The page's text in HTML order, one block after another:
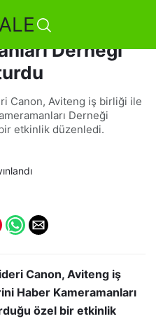
kameralarını
Derneği
Canon, Aviteng iş birliği ile
Derneği
etkinlik düzenledi.
Canon, Aviteng iş
Haber Kameramanları
özel bir etkinlik